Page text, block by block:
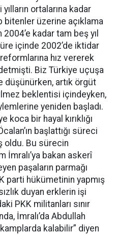
ortalarına kadar
bitenler üzerine açıklama
kadar tam beş yıl
içinde 2002’de iktidar
hız vererek
Biz Türkiye uçuşa
düşünürken, artık örgüt
beklentisi içindeyken,
yeniden başladı.
bir hayal kırıklığı
başlattığı süreci
oldu. Bu sürecin
İmralı’ya bakan askerî
paşaların parmağı
parti hükümetinin yapmış
duyan erklerin işi
PKK militanları sınır
İmralı’da Abdullah
kalabilir” diyen